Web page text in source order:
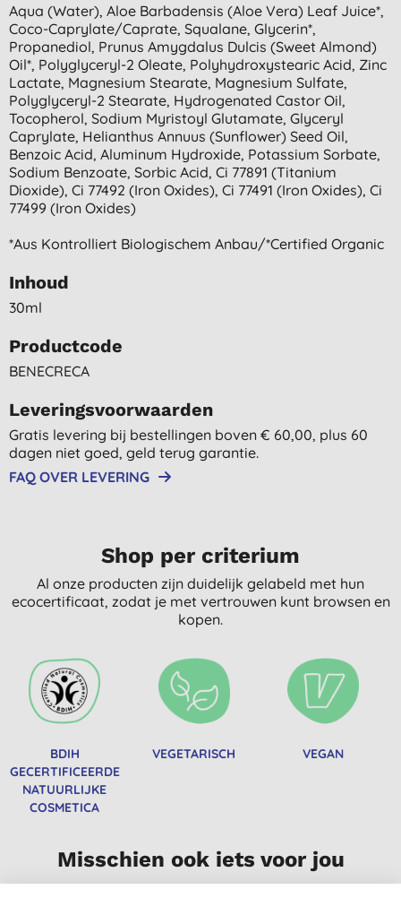
Aqua (water), Aloe Barbadensis (aloe Vera) Leaf Juice*,
Coco-Caprylate/caprate, Squalane, Glycerin*,
Propanediol, Prunus Amygdalus Dulcis (sweet Almond)
Oil*, Polyglyceryl-2 Oleate, Polyhydroxystearic Acid, Zinc
Lactate, Magnesium Stearate, Magnesium Sulfate,
Polyglyceryl-2 Stearate, Hydrogenated Castor Oil,
Tocopherol, Sodium Myristoyl Glutamate, Glyceryl
Caprylate, Helianthus Annuus (sunflower) Seed Oil,
Benzoic Acid, Aluminum Hydroxide, Potassium Sorbate,
Sodium Benzoate, Sorbic Acid, Ci 77891 (titanium
Dioxide), Ci 77492 (iron Oxides), Ci 77491 (iron Oxides), Ci
77499 (iron Oxides)
*aus Kontrolliert Biologischem Anbau/*certified Organic
Inhoud
30ml
Productcode
BENECRECA
Leveringsvoorwaarden
Gratis levering bij bestellingen boven € 60,00, plus 60
dagen niet goed, geld terug garantie.
FAQ OVER LEVERING
Shop per criterium
Al onze producten zijn duidelijk gelabeld met hun
ecocertificaat, zodat je met vertrouwen kunt browsen en
kopen.
BDIH
GECERTIFICEERDE
NATUURLIJKE
COSMETICA
VEGETARISCH VEGAN
Misschien ook iets voor jou